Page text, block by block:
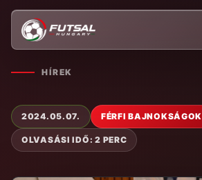
HÍREK
2024.05.07. FÉRFI BAJNOKSÁGOK
OLVASÁSI IDŐ: 2 PERC